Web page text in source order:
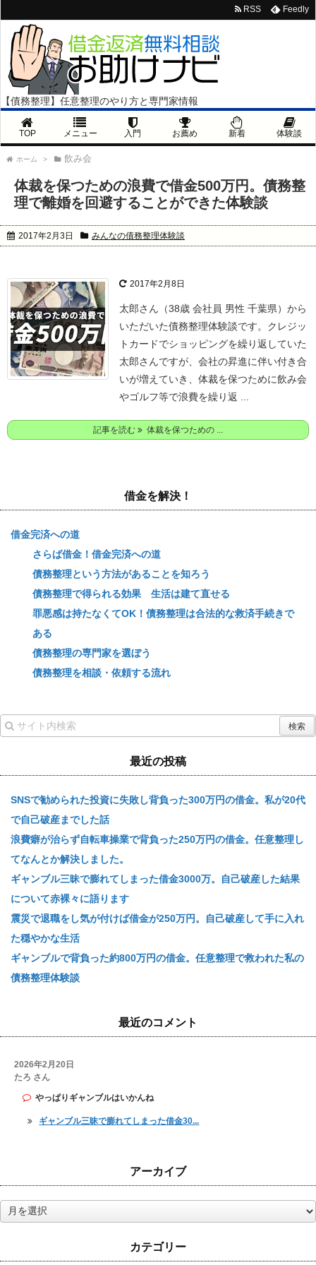
【債務整理】任意整理のやり方と専門家情報
TOP メニュー 入門 お薦め 新着 体験談
RSS Feedly
ホーム > 飲み会
体裁を保つための浪費で借金500万円。債務整
理で離婚を回避することができた体験談
2017年2月3日 みんなの債務整理体験談
2017年2月8日
太郎さん（38歳 会社員 男性 千葉県）から
いただいた債務整理体験談です。 クレジッ
トカードでショッピングを繰り返していた
太郎さんですが、会社の昇進に伴い付き合
いが増えていき、体裁を保つために飲み会
やゴルフ等で浪費を繰り返 ...
記事を読む 体裁を保つための ...
借金を解決！
借金完済への道
さらば借金！借金完済への道
債務整理という方法があることを知ろう
債務整理で得られる効果 生活は建て直せる
罪悪感は持たなくてOK！債務整理は合法的な救済手続きで
ある
債務整理の専門家を選ぼう
債務整理を相談・依頼する流れ
最近の投稿
SNSで勧められた投資に失敗し背負った300万円の借金。私が20代
で自己破産までした話
浪費癖が治らず自転車操業で背負った250万円の借金。任意整理し
てなんとか解決しました。
ギャンブル三昧で膨れてしまった借金3000万。自己破産した結果
について赤裸々に語ります
震災で退職をし気が付けば借金が250万円。自己破産して手に入れ
た穏やかな生活
ギャンブルで背負った約800万円の借金。任意整理で救われた私の
債務整理体験談
最近のコメント
2026年2月20日
たろ さん
やっぱりギャンブルはいかんね
ギャンブル三昧で膨れてしまった借金30...
アーカイブ
ー
カテゴリー